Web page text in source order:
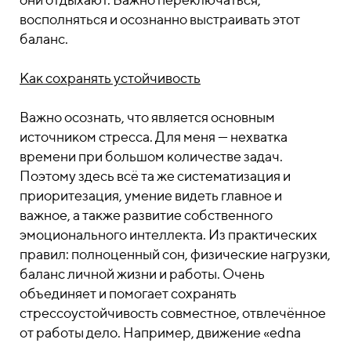
восполняться и осознанно выстраивать этот
баланс.
Как сохранять устойчивость
Важно осознать, что является основным
источником стресса. Для меня — нехватка
времени при большом количестве задач.
Поэтому здесь всё та же систематизация и
приоритезация, умение видеть главное и
важное, а также развитие собственного
эмоционального интеллекта. Из практических
правил: полноценный сон, физические нагрузки,
баланс личной жизни и работы. Очень
объединяет и помогает сохранять
стрессоустойчивость совместное, отвлечённое
от работы дело. Например, движение «edna